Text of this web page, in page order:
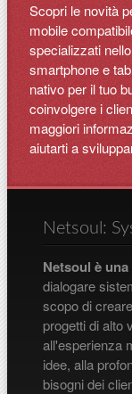
Scopri le novità
mobile
specializzati nello
smartphone e
nativo per il tuo
coinvolgere i
maggiori
aiutarti a
Netsoul:
Netsoul è
dialogare
scopo di
progetti di alto
all'esperienza
idee, alla
bisogni dei